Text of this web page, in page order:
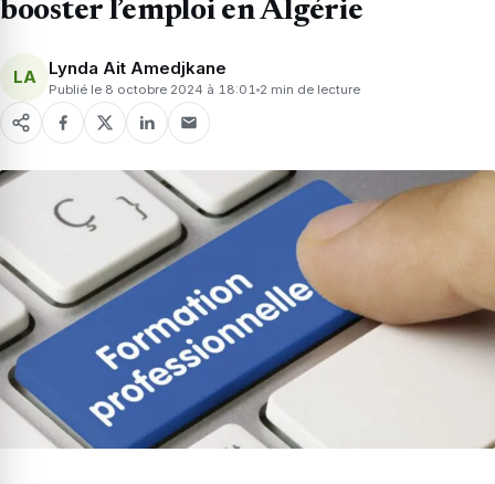
booster l’emploi en Algérie
LA Lynda Ait Amedjkane
Publié le 8 octobre 2024 à 18:01 2 min de lecture